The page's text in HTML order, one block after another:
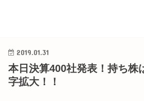
2019.01.31
本日決算400社発表！持ち株
字拡大！！